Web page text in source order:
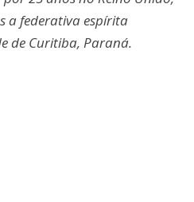
a federativa espírita
de Curitiba, Paraná.